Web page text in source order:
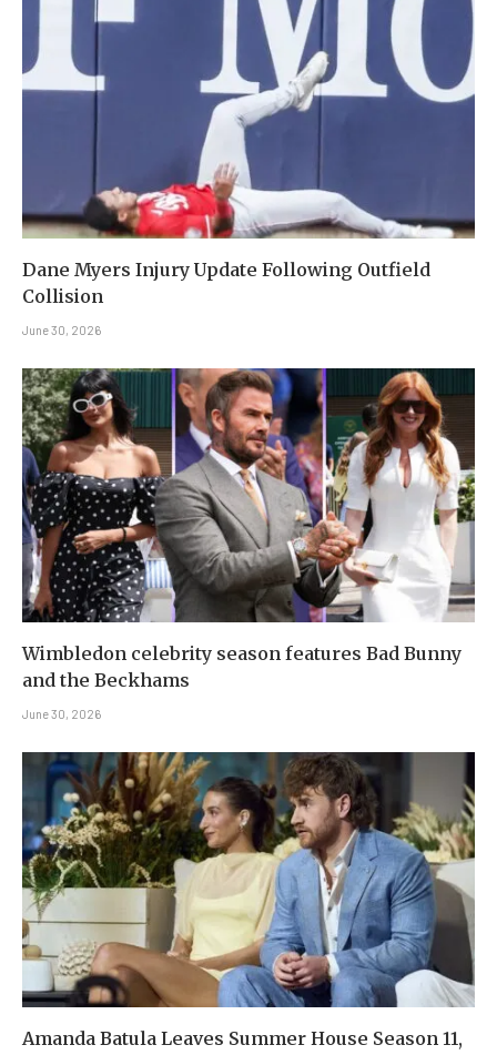
Dane Myers Injury Update Following Outfield
Collision
June 30, 2026
Wimbledon celebrity season features Bad Bunny
and the Beckhams
June 30, 2026
Amanda Batula Leaves Summer House Season 11,